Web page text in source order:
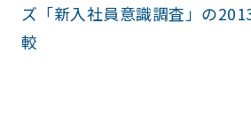
ズ「新入社員意識調査」の
較